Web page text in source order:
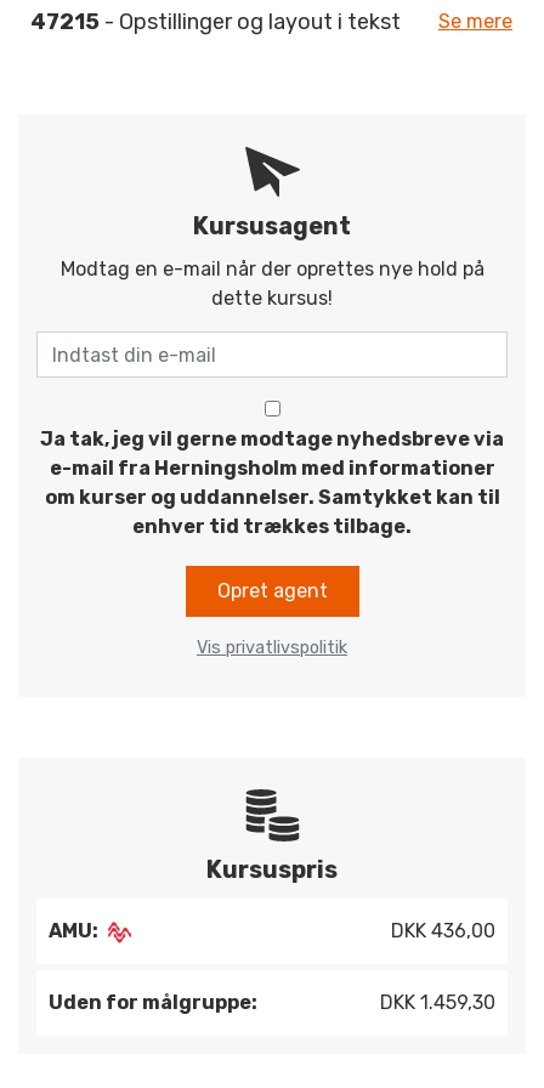
47215 - Opstillinger og layout i tekst Se mere
Kursusagent
Modtag en e-mail når der oprettes nye hold på
dette kursus!
Ja tak, jeg vil gerne modtage nyhedsbreve via
e-mail fra Herningsholm med informationer
om kurser og uddannelser. Samtykket kan til
enhver tid trækkes tilbage.
Opret agent
Vis privatlivspolitik
Kursuspris
AMU: DKK 436,00
Uden for målgruppe: DKK 1.459,30